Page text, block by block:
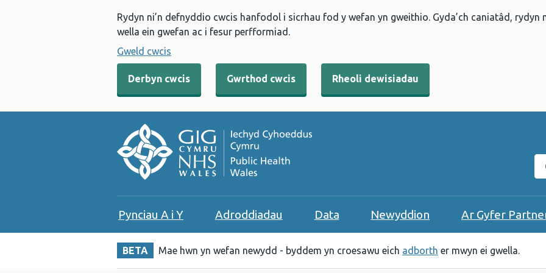
Rydyn ni’n defnyddio cwcis hanfodol i sicrhau fod y wefan yn gweithio. Gyda’ch caniatâd,
wella ein gwefan ac i fesur perfformiad.
Gweld cwcis
Derbyn cwcis Gwrthod cwcis Rheoli dewisiadau
Pynciau A i Y Adroddiadau Data Newyddion Ar Gyfer
BETA Mae hwn yn wefan newydd - byddem yn croesawu eich adborth er mwyn ei gwella.